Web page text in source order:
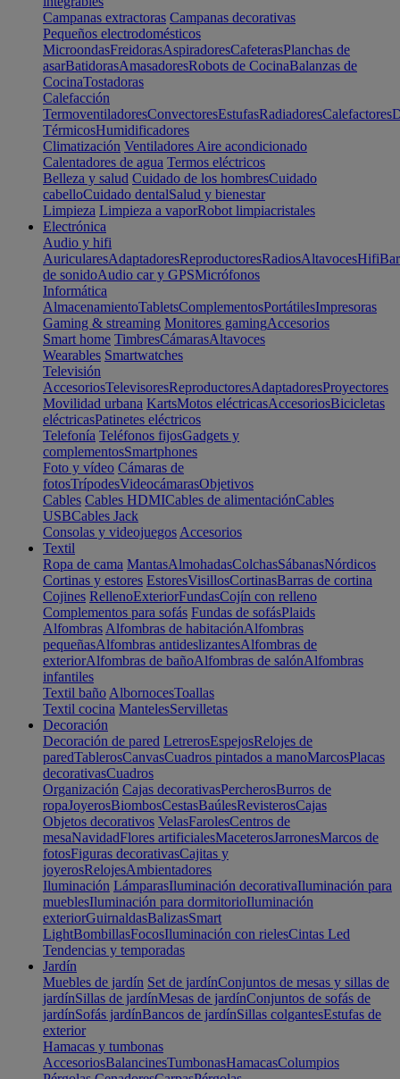
Campanas extractoras Campanas decorativas
Pequeños electrodomésticos
MicroondasFreidorasAspiradoresCafeterasPlanchas de
asarBatidorasAmasadoresRobots de CocinaBalanzas de
CocinaTostadoras
Calefacción
TermoventiladoresConvectoresEstufasRadiadoresCalefactores
TérmicosHumidificadores
Climatización Ventiladores Aire acondicionado
Calentadores de agua Termos eléctricos
Belleza y salud Cuidado de los hombresCuidado
cabelloCuidado dentalSalud y bienestar
Limpieza Limpieza a vaporRobot limpiacristales
Electrónica
Audio y hifi
AuricularesAdaptadoresReproductoresRadiosAltavocesHifi
de sonidoAudio car y GPSMicrófonos
Informática
AlmacenamientoTabletsComplementosPortátilesImpresoras
Gaming & streaming Monitores gamingAccesorios
Smart home TimbresCámarasAltavoces
Wearables Smartwatches
Televisión
AccesoriosTelevisoresReproductoresAdaptadoresProyectores
Movilidad urbana KartsMotos eléctricasAccesoriosBicicletas
eléctricasPatinetes eléctricos
Telefonía Teléfonos fijosGadgets y
complementosSmartphones
Foto y vídeo Cámaras de
fotosTrípodesVideocámarasObjetivos
Cables Cables HDMICables de alimentaciónCables
USBCables Jack
Consolas y videojuegos Accesorios
Textil
Ropa de cama MantasAlmohadasColchasSábanasNórdicos
Cortinas y estores EstoresVisillosCortinasBarras de cortina
Cojines RellenoExteriorFundasCojín con relleno
Complementos para sofás Fundas de sofásPlaids
Alfombras Alfombras de habitaciónAlfombras
pequeñasAlfombras antideslizantesAlfombras de
exteriorAlfombras de bañoAlfombras de salónAlfombras
infantiles
Textil baño AlbornocesToallas
Textil cocina MantelesServilletas
Decoración
Decoración de pared LetrerosEspejosRelojes de
paredTablerosCanvasCuadros pintados a manoMarcosPlacas
decorativasCuadros
Organización Cajas decorativasPercherosBurros de
ropaJoyerosBiombosCestasBaúlesRevisterosCajas
Objetos decorativos VelasFarolesCentros de
mesaNavidadFlores artificialesMaceterosJarronesMarcos de
fotosFiguras decorativasCajitas y
joyerosRelojesAmbientadores
Iluminación LámparasIluminación decorativaIluminación para
mueblesIluminación para dormitorioIluminación
exteriorGuirnaldasBalizasSmart
LightBombillasFocosIluminación con rielesCintas Led
Tendencias y temporadas
Jardín
Muebles de jardín Set de jardínConjuntos de mesas y sillas de
jardínSillas de jardínMesas de jardínConjuntos de sofás de
jardínSofás jardínBancos de jardínSillas colgantesEstufas de
exterior
Hamacas y tumbonas
AccesoriosBalancinesTumbonasHamacasColumpios